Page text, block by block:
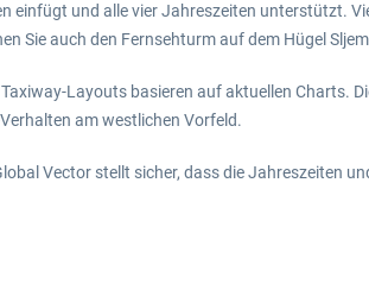
einfügt und alle vier Jahreszeiten unterstützt.
Sie auch den Fernsehturm auf dem Hügel
Layouts basieren auf aktuellen Charts.
am westlichen Vorfeld.
Vector stellt sicher, dass die Jahreszeiten